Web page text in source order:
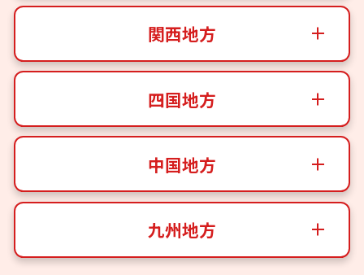
関西地方
四国地方
中国地方
九州地方